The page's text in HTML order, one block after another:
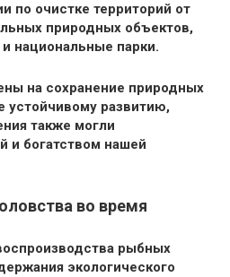
по очистке территорий от
природных объектов,
национальные парки.
на сохранение природных
устойчивому развитию,
также могли
и богатством нашей
во время
рыбных
экологического